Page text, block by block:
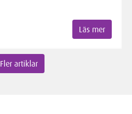
Läs mer
Fler artiklar